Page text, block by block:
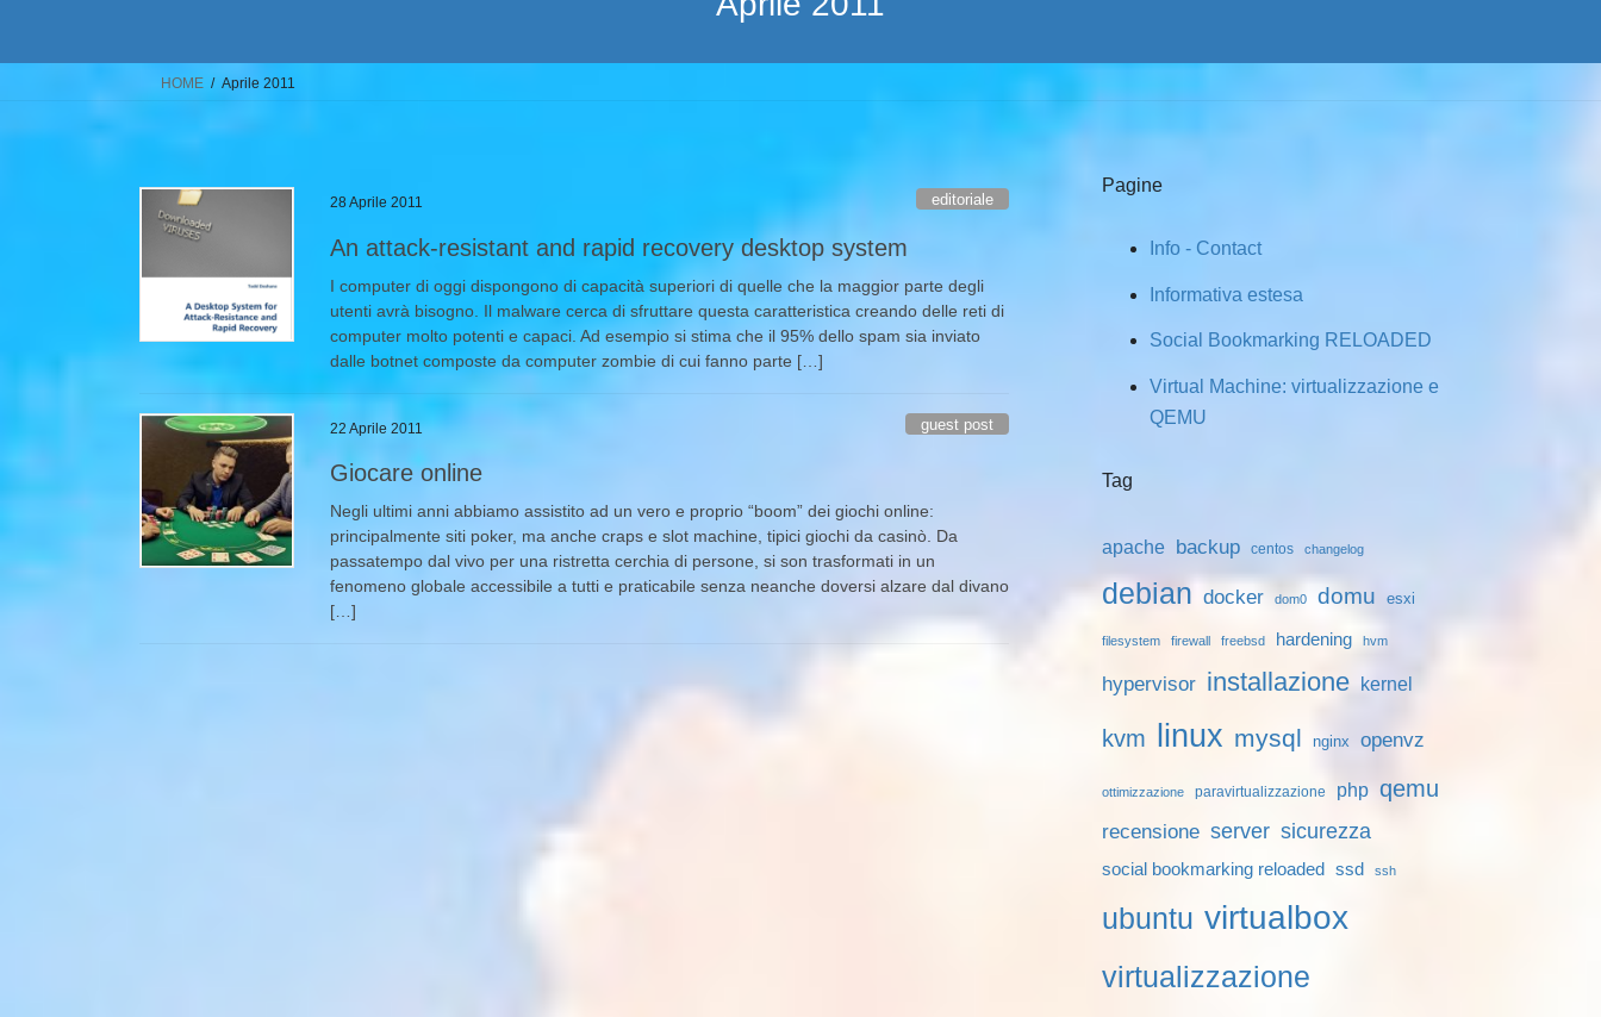
HOME Aprile 2011
28 Aprile 2011 editoriale
An attack-resistant and rapid recovery desktop system
I computer di oggi dispongono di capacità superiori di quelle che la maggior parte degli
utenti avrà bisogno. Il malware cerca di sfruttare questa caratteristica creando delle reti di
computer molto potenti e capaci. Ad esempio si stima che il 95% dello spam sia inviato
dalle botnet composte da computer zombie di cui fanno parte […]
22 Aprile 2011 guest post
Giocare online
Negli ultimi anni abbiamo assistito ad un vero e proprio “boom” dei giochi online:
principalmente siti poker, ma anche craps e slot machine, tipici giochi da casinò. Da
passatempo dal vivo per una ristretta cerchia di persone, si son trasformati in un
fenomeno globale accessibile a tutti e praticabile senza neanche doversi alzare dal divano
[…]
Pagine
Info - Contact
Informativa estesa
Social Bookmarking RELOADED
Virtual Machine: virtualizzazione e
QEMU
Tag
apache backup centos changelog
debian docker dom0 domu esxi
filesystem firewall freebsd hardening hvm
hypervisor installazione kernel
kvm linux mysql nginx openvz
ottimizzazione paravirtualizzazione php qemu
recensione server sicurezza
social bookmarking reloaded ssd ssh
ubuntu virtualbox
virtualizzazione